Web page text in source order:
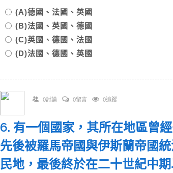
(A)德國、法國、英國
(B)法國、英國、德國
(C)英國、德國、法國
(D)法國、德國、英國
0討論 0留言 0追蹤
6. 有一個國家，其所在地區曾
先後被羅馬帝國與伊斯蘭帝國
民地，最後終於在二十世紀中